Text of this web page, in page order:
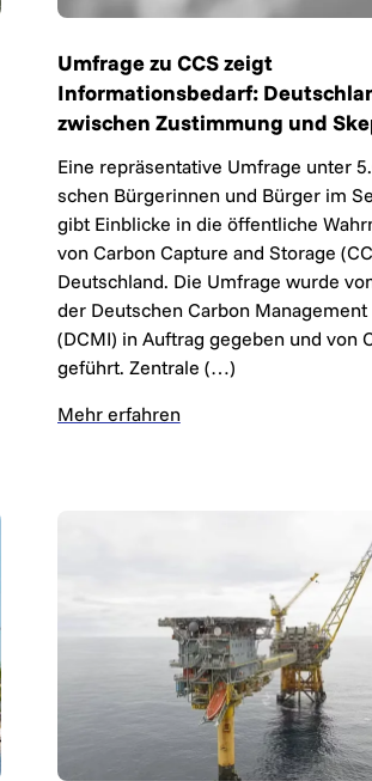
Umfrage zu CCS zeigt
Informationsbedarf:
zwischen Zustimmung und
Eine re­prä­sen­ta­ti­ve Um­fra­ge un­ter
schen Bür­ge­rin­nen und Bür­ger im
gibt Ein­bli­cke in die öf­fent­li­che
von Carbon Capture and Storage
Deutsch­land. Die Um­fra­ge wur­de
der Deut­schen Carbon
(DCMI) in Auf­trag ge­ge­ben und von
ge­führt. Zen­tra­le (…)
Mehr erfahren